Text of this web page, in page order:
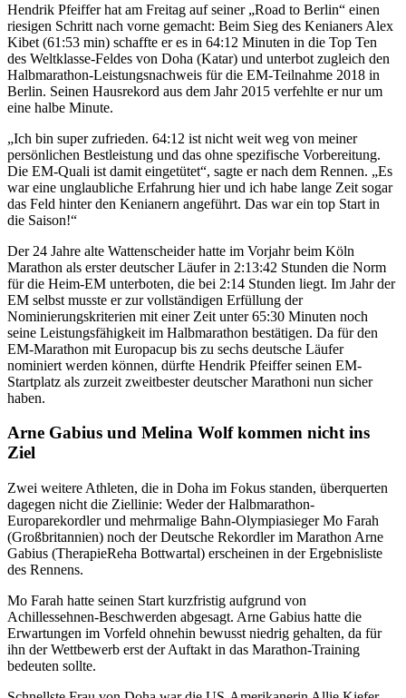
Hendrik Pfeiffer hat am Freitag auf seiner „Road to Berlin“ einen
riesigen Schritt nach vorne gemacht: Beim Sieg des Kenianers Alex
Kibet (61:53 min) schaffte er es in 64:12 Minuten in die Top Ten
des Weltklasse-Feldes von Doha (Katar) und unterbot zugleich den
Halbmarathon-Leistungsnachweis für die EM-Teilnahme 2018 in
Berlin. Seinen Hausrekord aus dem Jahr 2015 verfehlte er nur um
eine halbe Minute.
„Ich bin super zufrieden. 64:12 ist nicht weit weg von meiner
persönlichen Bestleistung und das ohne spezifische Vorbereitung.
Die EM-Quali ist damit eingetütet“, sagte er nach dem Rennen. „Es
war eine unglaubliche Erfahrung hier und ich habe lange Zeit sogar
das Feld hinter den Kenianern angeführt. Das war ein top Start in
die Saison!“
Der 24 Jahre alte Wattenscheider hatte im Vorjahr beim Köln
Marathon als erster deutscher Läufer in 2:13:42 Stunden die Norm
für die Heim-EM unterboten, die bei 2:14 Stunden liegt. Im Jahr der
EM selbst musste er zur vollständigen Erfüllung der
Nominierungskriterien mit einer Zeit unter 65:30 Minuten noch
seine Leistungsfähigkeit im Halbmarathon bestätigen. Da für den
EM-Marathon mit Europacup bis zu sechs deutsche Läufer
nominiert werden können, dürfte Hendrik Pfeiffer seinen EM-
Startplatz als zurzeit zweitbester deutscher Marathoni nun sicher
haben.
Arne Gabius und Melina Wolf kommen nicht ins
Ziel
Zwei weitere Athleten, die in Doha im Fokus standen, überquerten
dagegen nicht die Ziellinie: Weder der Halbmarathon-
Europarekordler und mehrmalige Bahn-Olympiasieger Mo Farah
(Großbritannien) noch der Deutsche Rekordler im Marathon Arne
Gabius (TherapieReha Bottwartal) erscheinen in der Ergebnisliste
des Rennens.
Mo Farah hatte seinen Start kurzfristig aufgrund von
Achillessehnen-Beschwerden abgesagt. Arne Gabius hatte die
Erwartungen im Vorfeld ohnehin bewusst niedrig gehalten, da für
ihn der Wettbewerb erst der Auftakt in das Marathon-Training
bedeuten sollte.